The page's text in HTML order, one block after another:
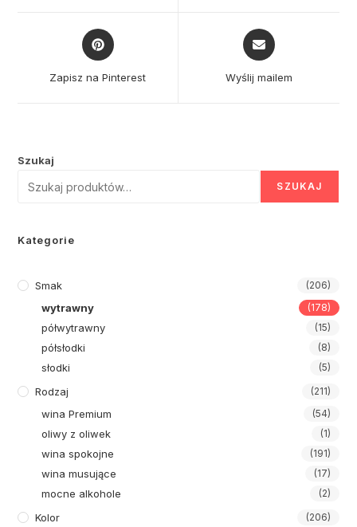
Opens
in
Zapisz na Pinterest
Opens
in
new
Wyślij mailem
Szukaj
SZUKAJ
Kategorie
Smak (206)
wytrawny (178)
półwytrawny (15)
półsłodki (8)
słodki (5)
Rodzaj (211)
wina Premium (54)
oliwy z oliwek (1)
wina spokojne (191)
wina musujące (17)
mocne alkohole (2)
Kolor (206)